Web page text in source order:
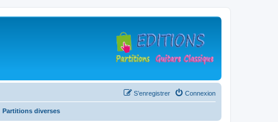
Connexion
S’enregistrer
Partitions diverses